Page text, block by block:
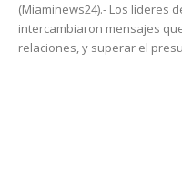
(Miaminews24).- Los líderes
intercambiaron mensajes
relaciones, y superar el